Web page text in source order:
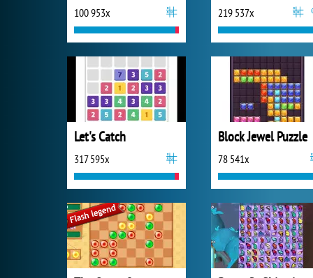
100 953x 219 537x
Let's Catch
317 595x
Block Jewel Puzzle
78 541x